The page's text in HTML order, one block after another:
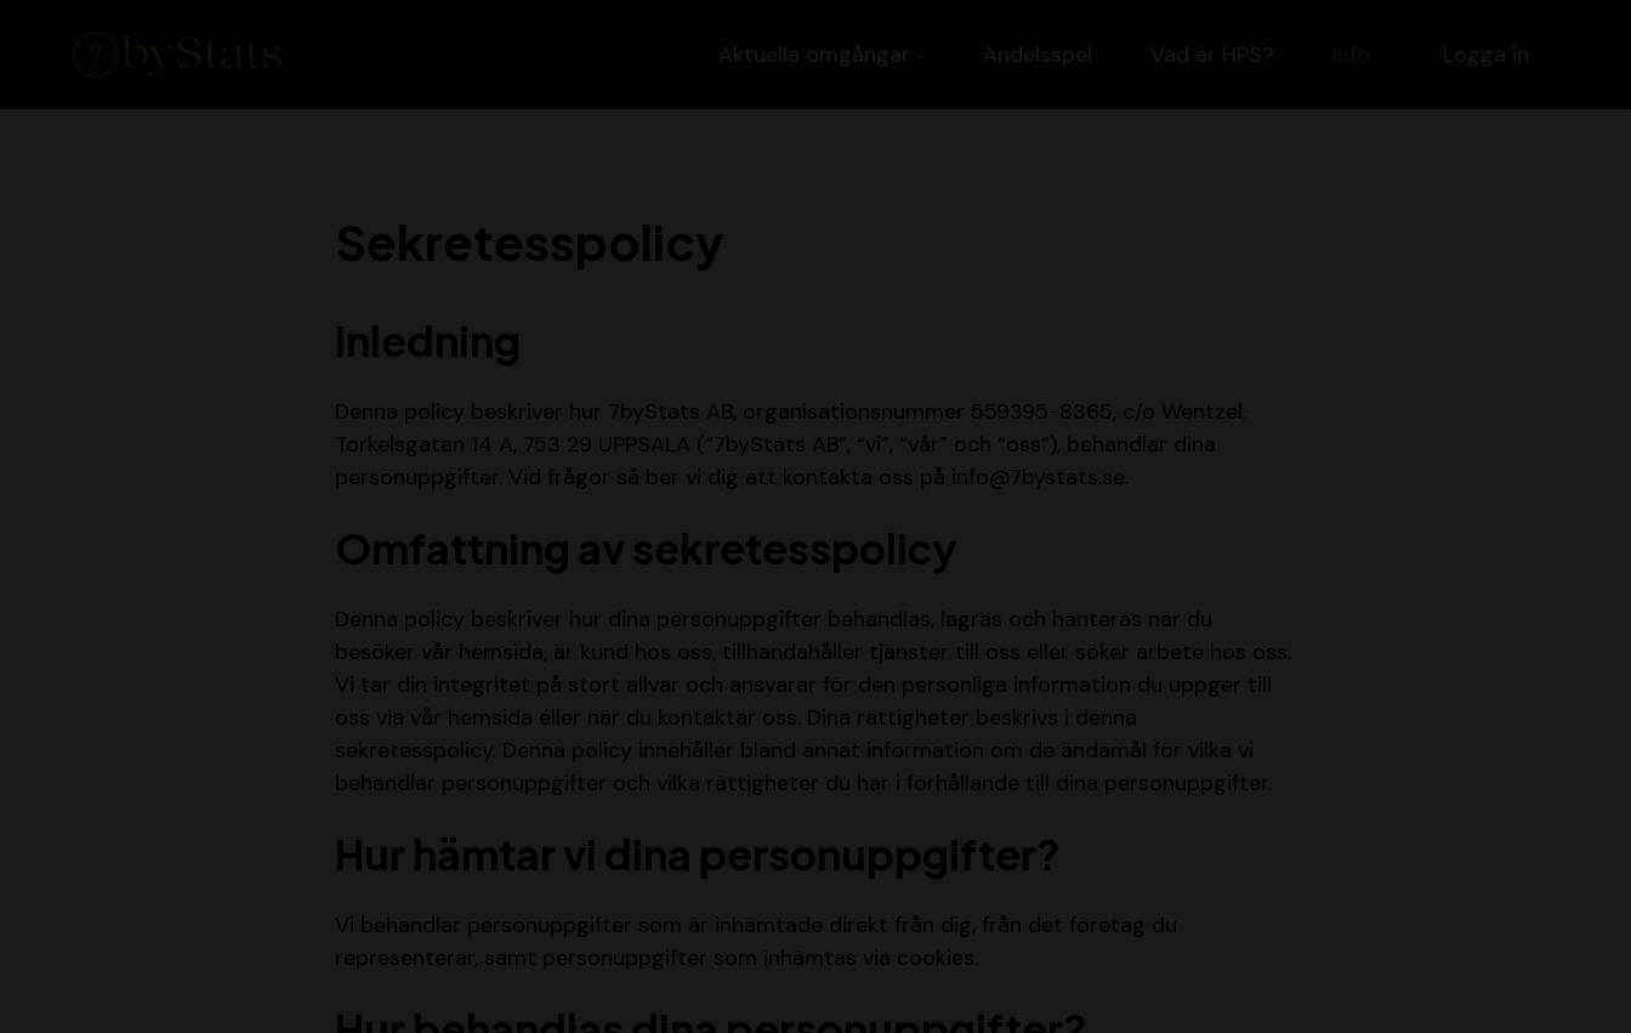
Aktuella omgångar Andelsspel Vad är HPS? Logga in
Sekretesspolicy
Inledning
Denna policy beskriver hur 7byStats AB, organisationsnummer 559395-8365, c/o Wentzel,
Torkelsgatan 14 A, 753 29 UPPSALA (“7byStats AB”, “vi”, “vår” och “oss”), behandlar dina
personuppgifter. Vid frågor så ber vi dig att kontakta oss på info@7bystats.se.
Omfattning av sekretesspolicy
Denna policy beskriver hur dina personuppgifter behandlas, lagras och hanteras när du
besöker vår hemsida, är kund hos oss, tillhandahåller tjänster till oss eller söker arbete hos oss.
Vi tar din integritet på stort allvar och ansvarar för den personliga information du uppger till
oss via vår hemsida eller när du kontaktar oss. Dina rättigheter beskrivs i denna
sekretesspolicy. Denna policy innehåller bland annat information om de ändamål för vilka vi
behandlar personuppgifter och vilka rättigheter du har i förhållande till dina personuppgifter.
Hur hämtar vi dina personuppgifter?
Vi behandlar personuppgifter som är inhämtade direkt från dig, från det företag du
representerar, samt personuppgifter som inhämtas via cookies.